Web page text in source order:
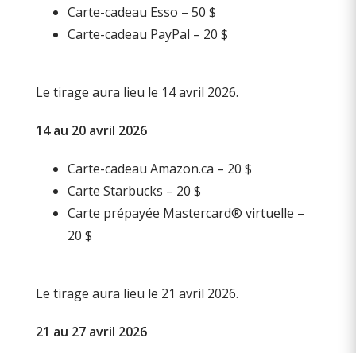
Carte-cadeau Esso – 50 $
Carte-cadeau PayPal – 20 $
Le tirage aura lieu le 14 avril 2026.
14 au 20 avril 2026
Carte-cadeau Amazon.ca – 20 $
Carte Starbucks – 20 $
Carte prépayée Mastercard® virtuelle –
20 $
Le tirage aura lieu le 21 avril 2026.
21 au 27 avril 2026